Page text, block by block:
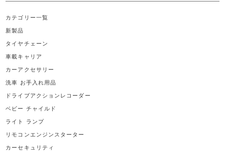
カテゴリー一覧
新製品
タイヤチェーン
車載キャリア
カーアクセサリー
洗車 お手入れ用品
ドライブアクションレコーダー
ベビー チャイルド
ライト ランプ
リモコンエンジンスターター
カーセキュリティ